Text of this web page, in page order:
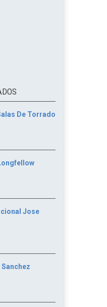
De Torrado
Jose
Sanchez